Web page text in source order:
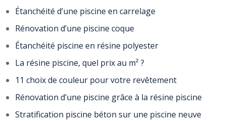
Étanchéité d’une piscine en carrelage
Rénovation d’une piscine coque
Étanchéité piscine en résine polyester
La résine piscine, quel prix au m² ?
11 choix de couleur pour votre revêtement
Rénovation d’une piscine grâce à la résine piscine
Stratification piscine béton sur une piscine neuve